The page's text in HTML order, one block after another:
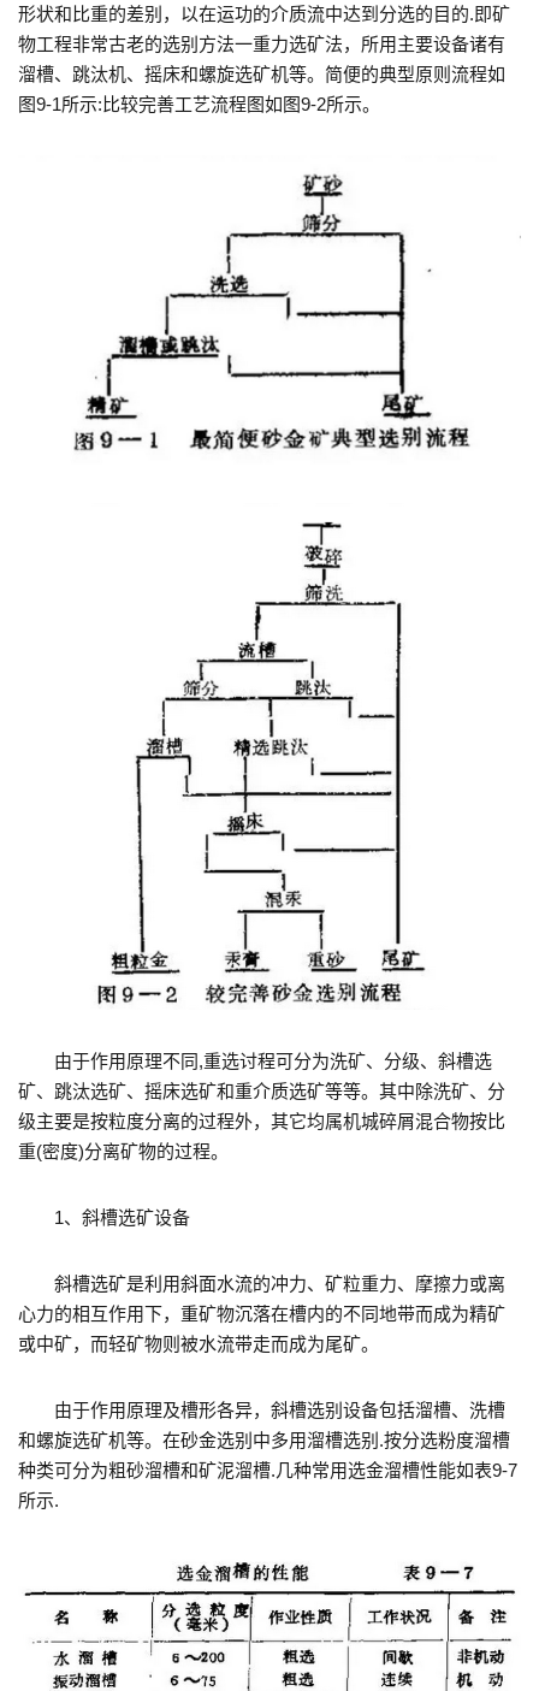
形状和比重的差别，以在运功的介质流中达到分选的目的.即矿
物工程非常古老的选别方法一重力选矿法，所用主要设备诸有
溜槽、跳汰机、摇床和螺旋选矿机等。简便的典型原则流程如
图9-1所示:比较完善工艺流程图如图9-2所示。
由于作用原理不同,重选讨程可分为洗矿、分级、斜槽选
矿、跳汰选矿、摇床选矿和重介质选矿等等。其中除洗矿、分
级主要是按粒度分离的过程外，其它均属机城碎屑混合物按比
重(密度)分离矿物的过程。
1、斜槽选矿设备
斜槽选矿是利用斜面水流的冲力、矿粒重力、摩擦力或离
心力的相互作用下，重矿物沉落在槽内的不同地带而成为精矿
或中矿，而轻矿物则被水流带走而成为尾矿。
由于作用原理及槽形各异，斜槽选别设备包括溜槽、洗槽
和螺旋选矿机等。在砂金选别中多用溜槽选别.按分选粉度溜槽
种类可分为粗砂溜槽和矿泥溜槽.几种常用选金溜槽性能如表9-7
所示.